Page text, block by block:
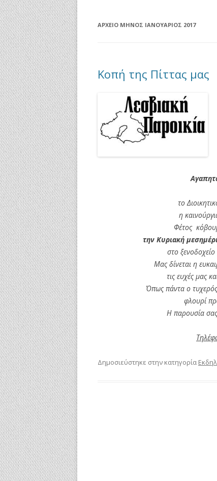
ΑΡΧΕΊΟ ΜΗΝΌΣ ΙΑΝΟΥΆΡΙΟΣ 2017
Κοπή της Πίττας μας
το
η
Φέτος
την Κυριακή
στο
Μας δίνεται η
τις ευχές μας
Όπως πάντα ο
φλουρί
Η παρουσία σας
Δημοσιεύστηκε στην κατηγορία